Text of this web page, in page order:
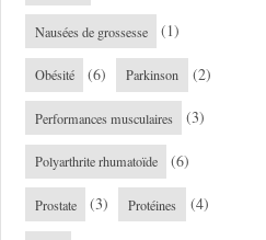
Nausées de grossesse (1)
Obésité (6) Parkinson (2)
Performances musculaires (3)
Polyarthrite rhumatoïde (6)
Prostate (3) Protéines (4)